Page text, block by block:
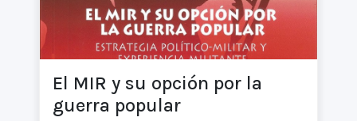
El MIR y su opción por la
guerra popular